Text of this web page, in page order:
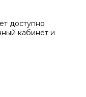
доступно
кабинет и